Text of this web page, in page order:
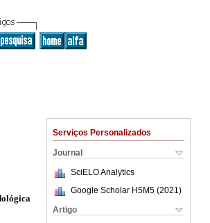
Serviços Personalizados
Journal
SciELO Analytics
Google Scholar H5M5 (2021 )
Artigo